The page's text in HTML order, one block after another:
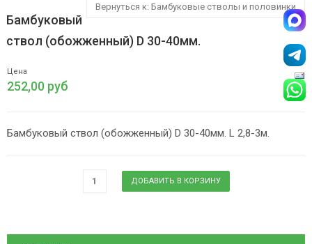
Вернуться к: Бамбуковые стволы и половинки
Бамбуковый
ствол (обожженный) D 30-40мм.
Цена
252,00 руб
Бамбуковый ствол (обожженный) D 30-40мм. L 2,8-3м.